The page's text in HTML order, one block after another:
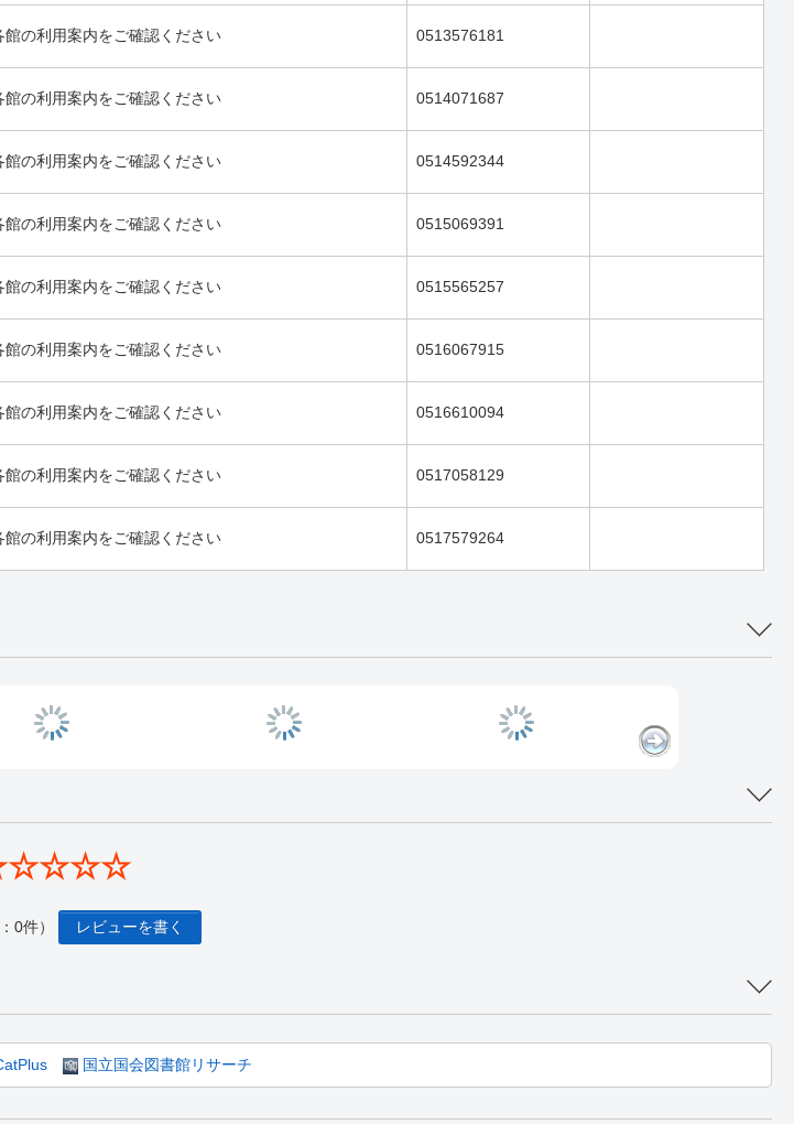
館の利用案内をご確認ください 0513576181
館の利用案内をご確認ください 0514071687
館の利用案内をご確認ください 0514592344
館の利用案内をご確認ください 0515069391
館の利用案内をご確認ください 0515565257
館の利用案内をご確認ください 0516067915
館の利用案内をご確認ください 0516610094
館の利用案内をご確認ください 0517058129
館の利用案内をご確認ください 0517579264
0件） レビューを書く
国立国会図書館リサーチ